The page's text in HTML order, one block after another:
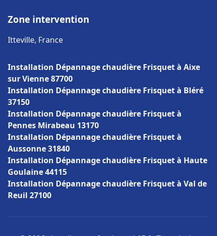
Zone intervention
Itteville, France
Installation Dépannage chaudière Frisquet à Aixe
sur Vienne 87700
Installation Dépannage chaudière Frisquet à Bléré
37150
Installation Dépannage chaudière Frisquet à
Pennes Mirabeau 13170
Installation Dépannage chaudière Frisquet à
Aussonne 31840
Installation Dépannage chaudière Frisquet à Haute
Goulaine 44115
Installation Dépannage chaudière Frisquet à Val de
Reuil 27100